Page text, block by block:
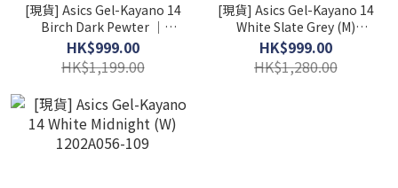
[現貨] Asics Gel-Kayano 14
Birch Dark Pewter │
1201A019-200
HK$999.00
HK$1,199.00
[現貨] Asics Gel-Kayano 14
White Slate Grey (M)
1201A019-107
HK$999.00
HK$1,280.00